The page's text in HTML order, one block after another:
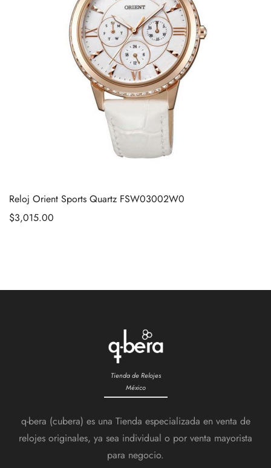
Reloj Orient Sports Quartz FSW03002W0
$3,015.00
Tienda de Relojes
México
q-bera (cubera) es una Tienda especializada en venta de
relojes originales, ya sea individual o por venta mayorista
para negocio.